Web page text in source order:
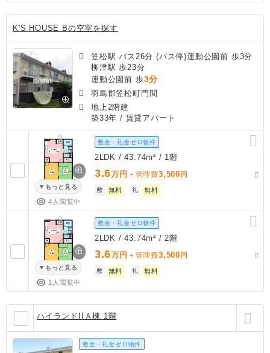
K'S HOUSE Bの空室を探す
笠松駅 バス26分 (バス停)運動公園前 歩3分
柳津駅 歩23分
運動公園前 歩3分
羽島郡笠松町門間
地上2階建
築33年 / 賃貸アパート
もっと見る
4人閲覧中
敷金・礼金ゼロ物件
2LDK / 43.74m² / 1階
3.6万円 ＋管理費3,500 円
敷 無料 礼 無料
もっと見る
1人閲覧中
敷金・礼金ゼロ物件
2LDK / 43.74m² / 2階
3.6万円 ＋管理費3,500 円
敷 無料 礼 無料
ハイランドIIＡ棟 1階
敷金・礼金ゼロ物件